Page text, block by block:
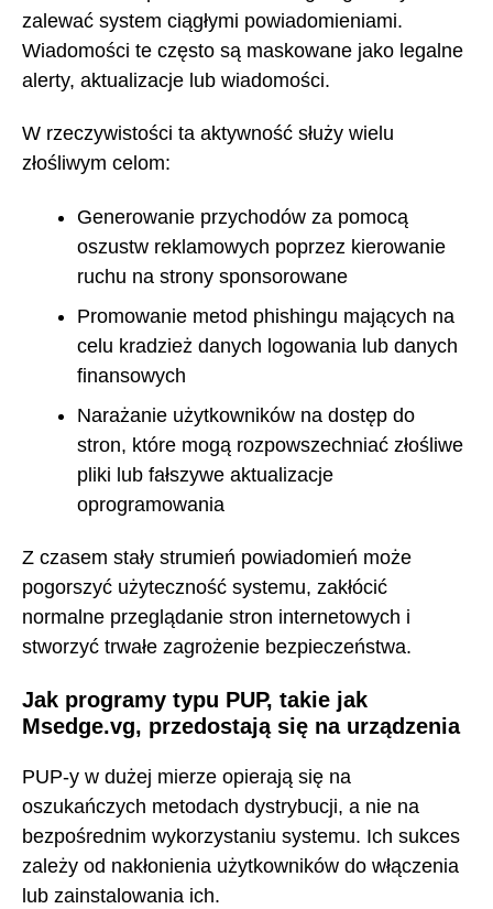
zalewać system ciągłymi powiadomieniami.
Wiadomości te często są maskowane jako legalne
alerty, aktualizacje lub wiadomości.
W rzeczywistości ta aktywność służy wielu
złośliwym celom:
Generowanie przychodów za pomocą
oszustw reklamowych poprzez kierowanie
ruchu na strony sponsorowane
Promowanie metod phishingu mających na
celu kradzież danych logowania lub danych
finansowych
Narażanie użytkowników na dostęp do
stron, które mogą rozpowszechniać złośliwe
pliki lub fałszywe aktualizacje
oprogramowania
Z czasem stały strumień powiadomień może
pogorszyć użyteczność systemu, zakłócić
normalne przeglądanie stron internetowych i
stworzyć trwałe zagrożenie bezpieczeństwa.
Jak programy typu PUP, takie jak
Msedge.vg, przedostają się na urządzenia
PUP-y w dużej mierze opierają się na
oszukańczych metodach dystrybucji, a nie na
bezpośrednim wykorzystaniu systemu. Ich sukces
zależy od nakłonienia użytkowników do włączenia
lub zainstalowania ich.